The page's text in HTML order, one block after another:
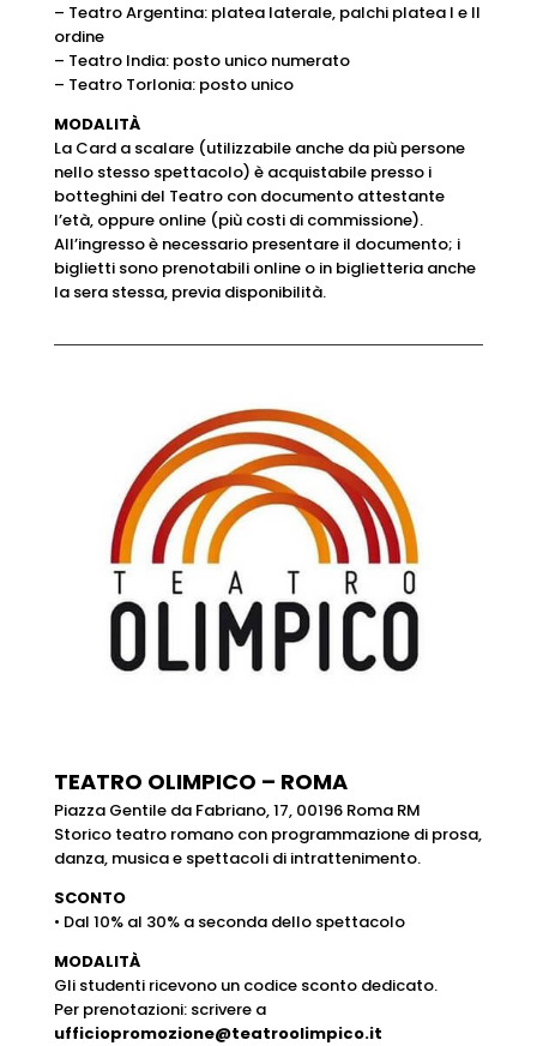
– Teatro Argentina: platea laterale, palchi platea I e II
ordine
– Teatro India: posto unico numerato
– Teatro Torlonia: posto unico
MODALITÀ
La Card a scalare (utilizzabile anche da più persone
nello stesso spettacolo) è acquistabile presso i
botteghini del Teatro con documento attestante
l’età, oppure online (più costi di commissione).
All’ingresso è necessario presentare il documento; i
biglietti sono prenotabili online o in biglietteria anche
la sera stessa, previa disponibilità.
TEATRO OLIMPICO – ROMA
Piazza Gentile da Fabriano, 17, 00196 Roma RM
Storico teatro romano con programmazione di prosa,
danza, musica e spettacoli di intrattenimento.
SCONTO
• Dal 10% al 30% a seconda dello spettacolo
MODALITÀ
Gli studenti ricevono un codice sconto dedicato.
Per prenotazioni: scrivere a
ufficiopromozione@teatroolimpico.it